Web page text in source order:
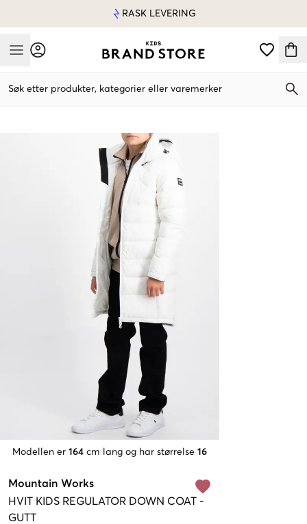
RASK LEVERING
Mobile Menu
Søk etter produkter, kategorier eller varemerker
Modellen er 164 cm lang og har størrelse 16
Mountain Works
HVIT KIDS REGULATOR DOWN COAT -
GUTT